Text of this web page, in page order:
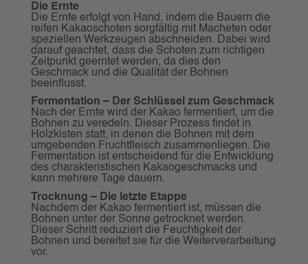
Die Ernte
Die Ernte erfolgt von Hand, indem die Bauern die
reifen Kakaoschoten sorgfältig mit Macheten oder
speziellen Werkzeugen abschneiden. Dabei wird
darauf geachtet, dass die Schoten zum richtigen
Zeitpunkt geerntet werden, da dies den
Geschmack und die Qualität der Bohnen
beeinflusst.
Fermentation – Der Schlüssel zum Geschmack
Nach der Ernte wird der Kakao fermentiert, um die
Bohnen zu veredeln. Dieser Prozess findet in
Holzkisten statt, in denen die Bohnen mit dem
umgebenden Fruchtfleisch zusammenliegen. Die
Fermentation ist entscheidend für die Entwicklung
des charakteristischen Kakaogeschmacks und
kann mehrere Tage dauern.
Trocknung – Die letzte Etappe
Nachdem der Kakao fermentiert ist, müssen die
Bohnen unter der Sonne getrocknet werden.
Dieser Schritt reduziert die Feuchtigkeit der
Bohnen und bereitet sie für die Weiterverarbeitung
vor.